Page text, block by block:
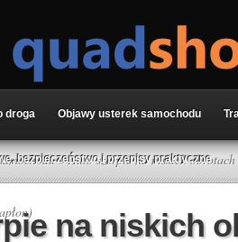
droga Objawy usterek samochodu
bezpieczeństwo i przepisy praktyczne
» Auto szarpie na niskich obrotach
na niskich